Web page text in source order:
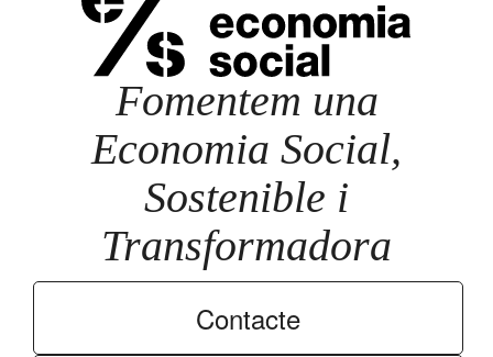
Fomentem una
Economia Social,
Sostenible i
Transformadora
Contacte